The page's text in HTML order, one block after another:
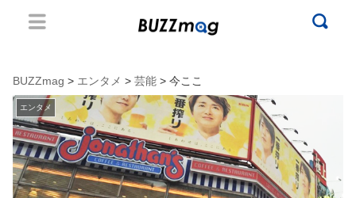
BUZZmag > エンタメ > 芸能 > 今ここ
エンタメ